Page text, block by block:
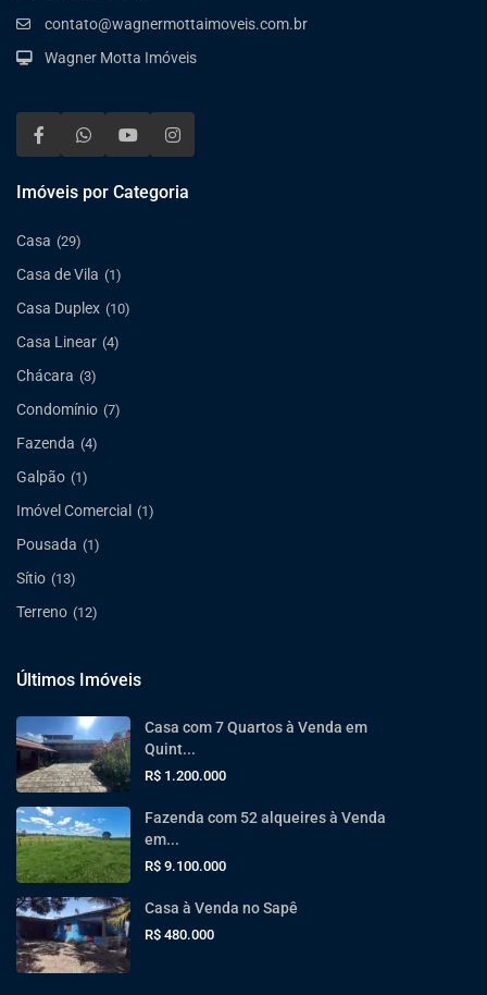
contato@wagnermottaimoveis.com.br
Wagner Motta Imóveis
Imóveis por Categoria
Casa (29)
Casa de Vila (1)
Casa Duplex (10)
Casa Linear (4)
Chácara (3)
Condomínio (7)
Fazenda (4)
Galpão (1)
Imóvel Comercial (1)
Pousada (1)
Sítio (13)
Terreno (12)
Últimos Imóveis
Casa com 7 Quartos à Venda em
Quint...
R$ 1.200.000
Fazenda com 52 alqueires à Venda
em...
R$ 9.100.000
Casa à Venda no Sapê
R$ 480.000